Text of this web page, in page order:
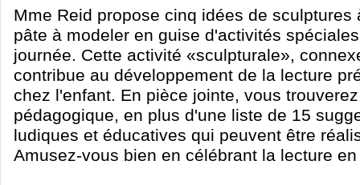
Mme Reid propose cinq idées de
pâte à modeler en guise d'activités
journée. Cette activité «sculpturale»,
contribue au développement de la lecture
chez l'enfant. En pièce jointe, vous
pédagogique, en plus d'une liste de 15
ludiques et éducatives qui peuvent être
Amusez-vous bien en célébrant la lecture